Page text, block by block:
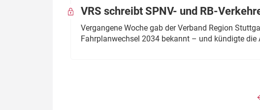
VRS schreibt SPNV- und RB-
Vergangene Woche gab der Verband Region
Fahrplanwechsel 2034 bekannt – und kündigte